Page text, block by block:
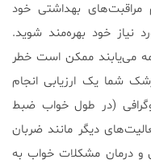
بهداشتی خود
نیاز خود بهره‌مند شوید.
می‌یابند ممکن است خطر
شما یک ارزیابی انجام
(در طول خواب ضبط
دیگر مانند ضربان
درمان مشکلات خواب به